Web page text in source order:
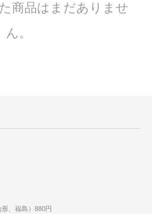
商品はまだありませ
ん。
、福島）880円